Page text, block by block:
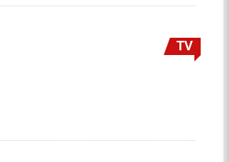
TV